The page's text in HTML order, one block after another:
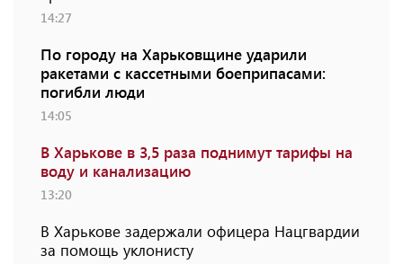
14:27
По городу на Харьковщине ударили
ракетами с кассетными боеприпасами:
погибли люди
14:05
В Харькове в 3,5 раза поднимут тарифы на
воду и канализацию
13:20
В Харькове задержали офицера Нацгвардии
за помощь уклонисту